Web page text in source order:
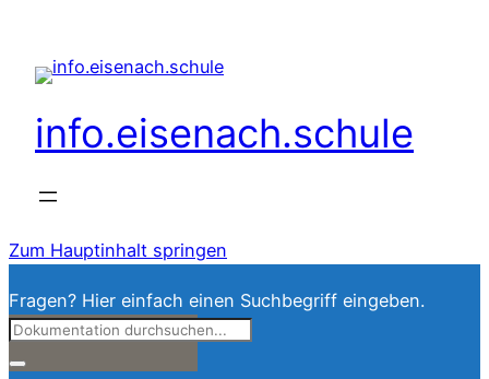
info.eisenach.schule
Zum Hauptinhalt springen
Fragen? Hier einfach einen Suchbegriff eingeben.